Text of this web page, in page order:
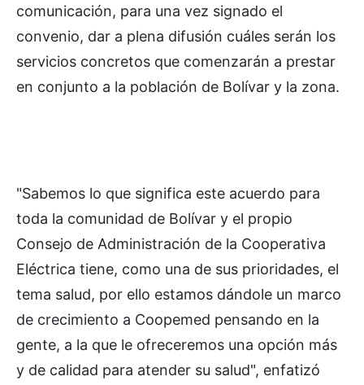
comunicación, para una vez signado el
convenio, dar a plena difusión cuáles serán los
servicios concretos que comenzarán a prestar
en conjunto a la población de Bolívar y la zona.
"Sabemos lo que significa este acuerdo para
toda la comunidad de Bolívar y el propio
Consejo de Administración de la Cooperativa
Eléctrica tiene, como una de sus prioridades, el
tema salud, por ello estamos dándole un marco
de crecimiento a Coopemed pensando en la
gente, a la que le ofreceremos una opción más
y de calidad para atender su salud", enfatizó